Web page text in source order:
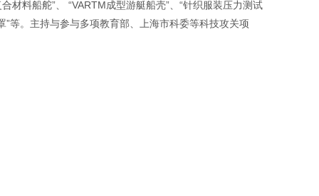
材料船舵”、 “VARTM成型游艇船壳”、“针织服装压力测试
”等。主持与参与多项教育部、上海市科委等科技攻关项